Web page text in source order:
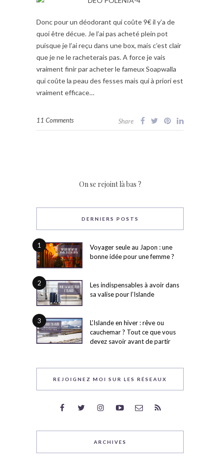
Donc pour un déodorant qui coûte 9€ il y’a de
quoi être décue. Je l’ai pas acheté plein pot
puisque je l’ai reçu dans une box, mais c’est clair
que je ne le racheterais pas. A force je vais
vraiment finir par acheter le fameux Soapwalla
qui coûte la peau des fesses mais qui à priori est
vraiment efficace…
11 Comments Share
On se rejoint là bas ?
DERNIERS POSTS
1
Voyager seule au Japon : une
bonne idée pour une femme ?
2
Les indispensables à avoir dans
sa valise pour l’Islande
3
L’Islande en hiver : rêve ou
cauchemar ? Tout ce que vous
devez savoir avant de partir
REJOIGNEZ MOI SUR LES RÉSEAUX
ARCHIVES